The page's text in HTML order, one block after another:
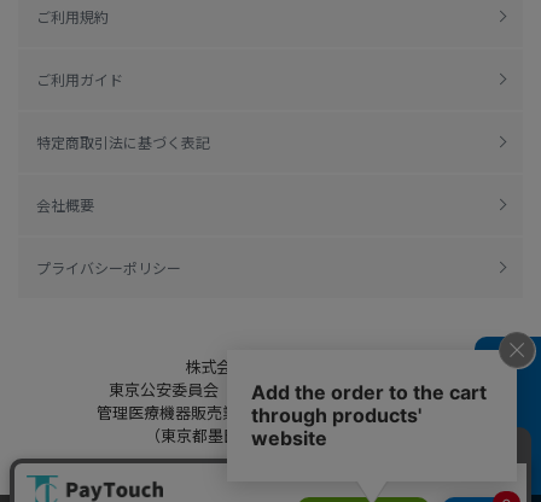
よくある質問
ご利用規約
ご利用ガイド
特定商取引法に基づく表記
会社概要
プライバシーポリシー
株式会社綿半ドットコム
東京公安委員会（許可済み） 306609804230号
管理医療機器販売業 届出日：平成27年11月19日
（東京都墨田区保健所生活衛生課）